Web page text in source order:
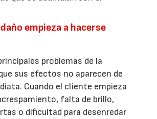
empieza a hacerse
problemas de la
sus efectos no aparecen de
Cuando el cliente empieza
falta de brillo,
o dificultad para desenredar